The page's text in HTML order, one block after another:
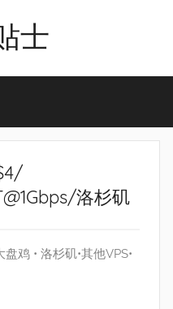
士
洛杉矶
盘鸡 • 洛杉矶•其他VPS•